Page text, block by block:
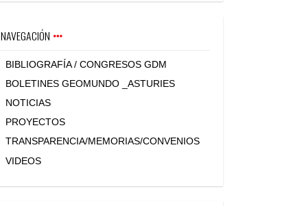
NAVEGACIÓN
BIBLIOGRAFÍA / CONGRESOS GDM
BOLETINES GEOMUNDO _ASTURIES
NOTICIAS
PROYECTOS
TRANSPARENCIA/MEMORIAS/CONVENIOS
VIDEOS